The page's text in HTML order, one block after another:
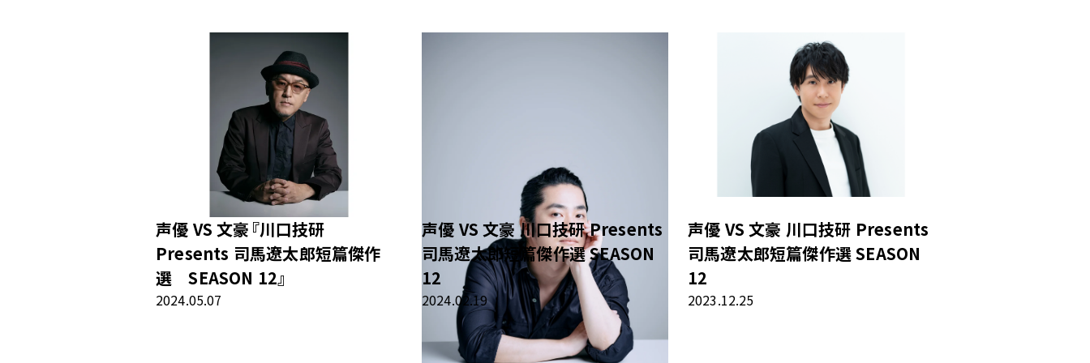
声優 VS 文豪『川口技研
Presents 司馬遼太郎短篇傑作
選 SEASON 12』
2024.05.07
声優 VS 文豪 川口技研 Presents
司馬遼太郎短篇傑作選 SEASON
12
2024.02.19
声優 VS 文豪 川口技研 Presents
司馬遼太郎短篇傑作選 SEASON
12
2023.12.25